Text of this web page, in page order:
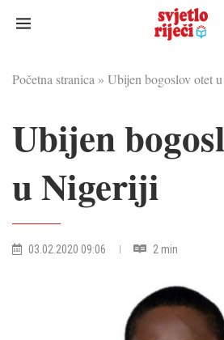
Početna stranica » Ubijen bogoslov otet
Ubijen
u Nigeriji
03.02.2020 09:06 2 min